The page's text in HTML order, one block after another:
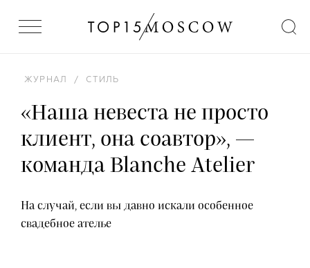
ЖУРНАЛ / СТИЛЬ
«Наша невеста не просто
клиент, она соавтор», —
команда Blanche Atelier
На случай, если вы давно искали особенное
свадебное ателье